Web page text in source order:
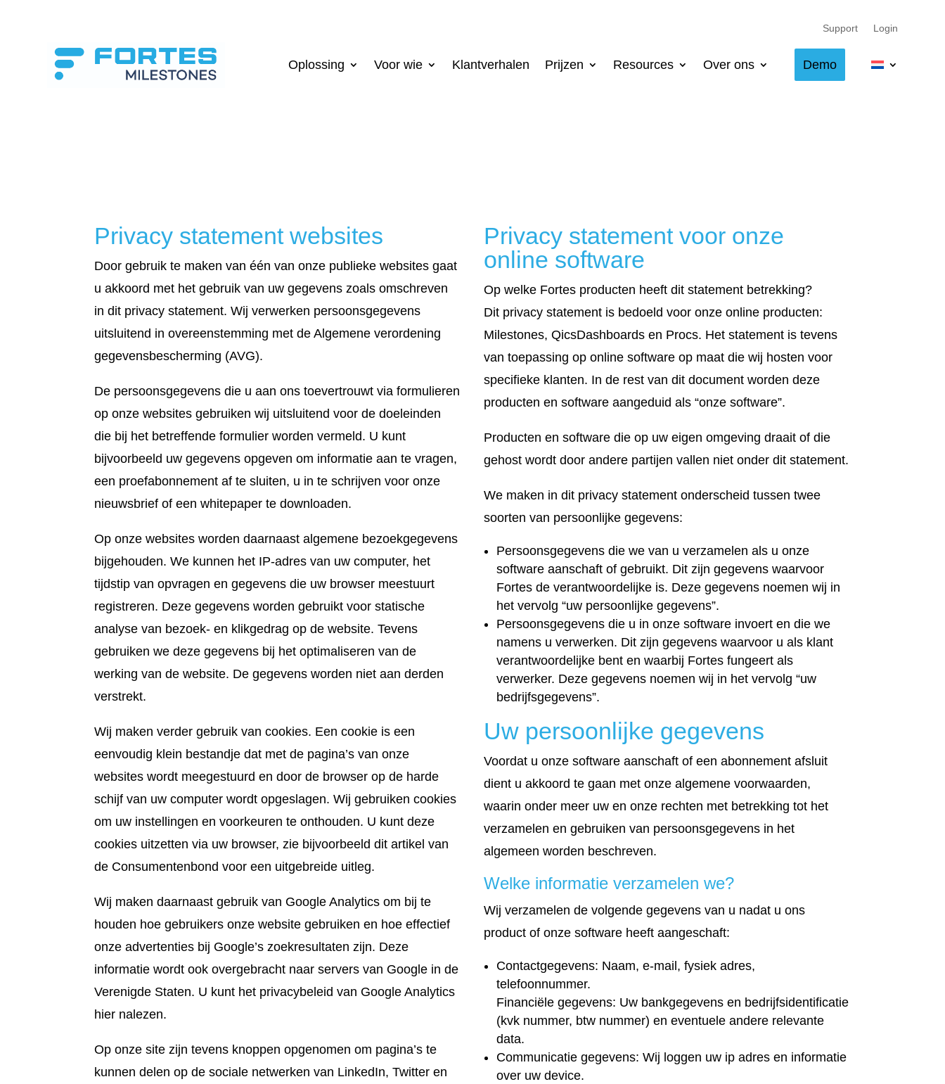
Support Login
Oplossing Voor wie Klantverhalen Prijzen Resources Over ons Demo
Privacy statement websites
Door gebruik te maken van één van onze publieke websites gaat
u akkoord met het gebruik van uw gegevens zoals omschreven
in dit privacy statement. Wij verwerken persoonsgegevens
uitsluitend in overeenstemming met de Algemene verordening
gegevensbescherming (AVG).
De persoonsgegevens die u aan ons toevertrouwt via formulieren
op onze websites gebruiken wij uitsluitend voor de doeleinden
die bij het betreffende formulier worden vermeld. U kunt
bijvoorbeeld uw gegevens opgeven om informatie aan te vragen,
een proefabonnement af te sluiten, u in te schrijven voor onze
nieuwsbrief of een whitepaper te downloaden.
Op onze websites worden daarnaast algemene bezoekgegevens
bijgehouden. We kunnen het IP-adres van uw computer, het
tijdstip van opvragen en gegevens die uw browser meestuurt
registreren. Deze gegevens worden gebruikt voor statische
analyse van bezoek- en klikgedrag op de website. Tevens
gebruiken we deze gegevens bij het optimaliseren van de
werking van de website. De gegevens worden niet aan derden
verstrekt.
Wij maken verder gebruik van cookies. Een cookie is een
eenvoudig klein bestandje dat met de pagina’s van onze
websites wordt meegestuurd en door de browser op de harde
schijf van uw computer wordt opgeslagen. Wij gebruiken cookies
om uw instellingen en voorkeuren te onthouden. U kunt deze
cookies uitzetten via uw browser, zie bijvoorbeeld dit artikel van
de Consumentenbond voor een uitgebreide uitleg.
Wij maken daarnaast gebruik van Google Analytics om bij te
houden hoe gebruikers onze website gebruiken en hoe effectief
onze advertenties bij Google’s zoekresultaten zijn. Deze
informatie wordt ook overgebracht naar servers van Google in de
Verenigde Staten. U kunt het privacybeleid van Google Analytics
hier nalezen.
Op onze site zijn tevens knoppen opgenomen om pagina’s te
kunnen delen op de sociale netwerken van LinkedIn, Twitter en
Privacy statement voor onze
online software
Op welke Fortes producten heeft dit statement betrekking?
Dit privacy statement is bedoeld voor onze online producten:
Milestones, QicsDashboards en Procs. Het statement is tevens
van toepassing op online software op maat die wij hosten voor
specifieke klanten. In de rest van dit document worden deze
producten en software aangeduid als “onze software”.
Producten en software die op uw eigen omgeving draait of die
gehost wordt door andere partijen vallen niet onder dit statement.
We maken in dit privacy statement onderscheid tussen twee
soorten van persoonlijke gegevens:
Persoonsgegevens die we van u verzamelen als u onze
software aanschaft of gebruikt. Dit zijn gegevens waarvoor
Fortes de verantwoordelijke is. Deze gegevens noemen wij in
het vervolg “uw persoonlijke gegevens”.
Persoonsgegevens die u in onze software invoert en die we
namens u verwerken. Dit zijn gegevens waarvoor u als klant
verantwoordelijke bent en waarbij Fortes fungeert als
verwerker. Deze gegevens noemen wij in het vervolg “uw
bedrijfsgegevens”.
Uw persoonlijke gegevens
Voordat u onze software aanschaft of een abonnement afsluit
dient u akkoord te gaan met onze algemene voorwaarden,
waarin onder meer uw en onze rechten met betrekking tot het
verzamelen en gebruiken van persoonsgegevens in het
algemeen worden beschreven.
Welke informatie verzamelen we?
Wij verzamelen de volgende gegevens van u nadat u ons
product of onze software heeft aangeschaft:
Contactgegevens: Naam, e-mail, fysiek adres,
telefoonnummer.
Financiële gegevens: Uw bankgegevens en bedrijfsidentificatie
(kvk nummer, btw nummer) en eventuele andere relevante
data.
Communicatie gegevens: Wij loggen uw ip adres en informatie
over uw device.